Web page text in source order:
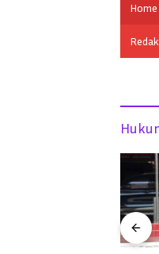
Home